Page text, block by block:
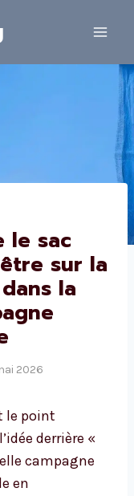
le sac
sur la
la
2026
le point
derrière «
campagne
en